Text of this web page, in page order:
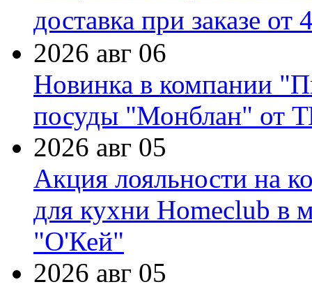
доставка при заказе от
2026 авг 06
Новинка в компании
посуды "Монблан" от
2026 авг 05
Акция лояльности на
для кухни Homeclub в
"О'Кей"
2026 авг 05